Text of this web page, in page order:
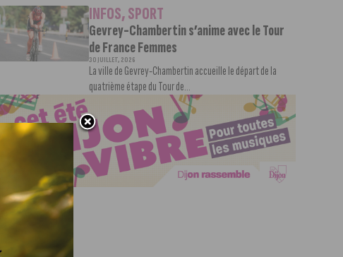
INFOS,SPORT
Gevrey-Chambertin s’anime avec le Tour
de France Femmes
30 JUILLET, 2026
La ville de Gevrey-Chambertin accueille le départ de la
quatrième étape du Tour de...